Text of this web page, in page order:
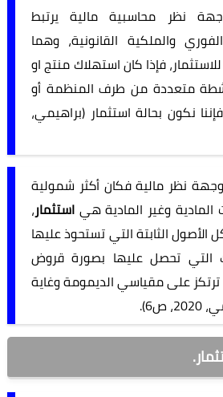
نظر محاسبية مالية يرتبط
والملكية القانونية، وهما
فإذا كان استهلاك منتج او
متعددة من طرف المنظمة أو
نكون بحالة استثمار (براهيمي،
وجهة نظر مالية فكان أكثر شمولية
المادية وغير المادية هي استثمار،
الأصول الثابتة التي تستحوذ عليها
التي تحصل عليها بصورة قروض
على مقياسي الديمومة وغاية
ص6).